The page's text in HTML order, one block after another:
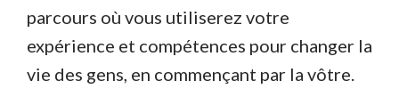
parcours où vous utiliserez votre
expérience et compétences pour changer la
vie des gens, en commençant par la vôtre.